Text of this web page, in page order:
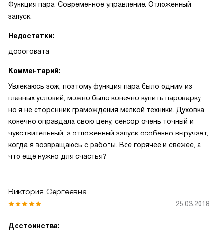
Функция пара. Современное управление. Отложенный
запуск.
Недостатки:
дороговата
Комментарий:
Увлекаюсь зож, поэтому функция пара было одним из
главных условий, можно было конечно купить пароварку,
но я не сторонник грамождения мелкой техники. Духовка
конечно оправдала свою цену, сенсор очень точный и
чувствительный, а отложенный запуск особенно выручает,
когда я возвращаюсь с работы. Все горячее и свежее, а
что ещё нужно для счастья?
Виктория Сергеевна
25.03.2018
Достоинства: